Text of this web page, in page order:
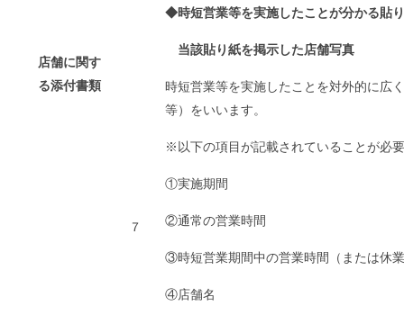
店舗に関す
る添付書類
７
◆時短営業等を実施したことが分かる貼
当該貼り紙を掲示した店舗写真
時短営業等を実施したことを対外的に広
等）をいいます。
※以下の項目が記載されていることが必
①実施期間
②通常の営業時間
③時短営業期間中の営業時間（または休
④店舗名